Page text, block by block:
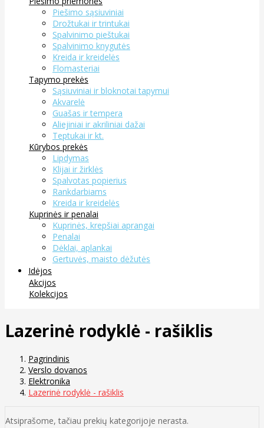
Piešimo sąsiuviniai
Drožtukai ir trintukai
Spalvinimo pieštukai
Spalvinimo knygutės
Kreida ir kreidelės
Flomasteriai
Tapymo prekės
Sąsiuviniai ir bloknotai tapymui
Akvarelė
Guašas ir tempera
Aliejiniai ir akriliniai dažai
Teptukai ir kt.
Kūrybos prekės
Lipdymas
Klijai ir žirklės
Spalvotas popierius
Rankdarbiams
Kreida ir kreidelės
Kuprinės ir penalai
Kuprinės, krepšiai aprangai
Penalai
Dėklai, aplankai
Gertuvės, maisto dėžutės
Idėjos
Akcijos
Kolekcijos
Lazerinė rodyklė - rašiklis
Pagrindinis
Verslo dovanos
Elektronika
Lazerinė rodyklė - rašiklis
Atsiprašome, tačiau prekių kategorijoje nerasta.